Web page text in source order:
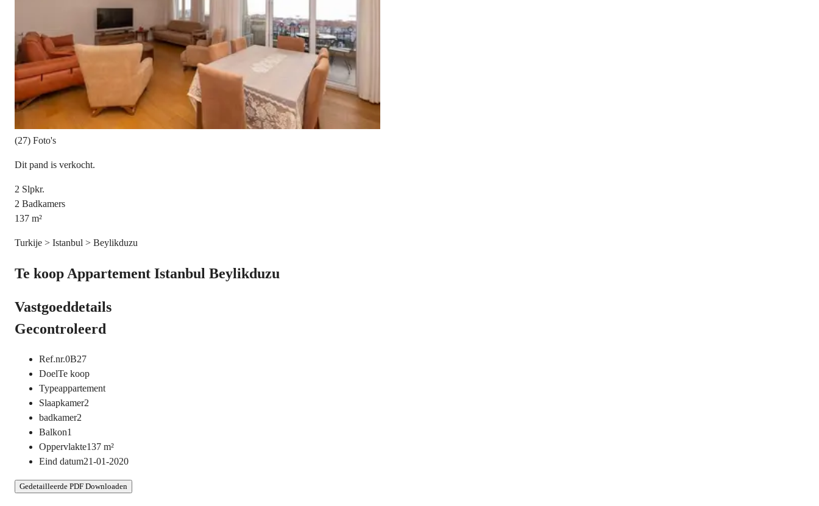
(27) Foto's
Dit pand is verkocht.
2 Slpkr.
2 Badkamers
137 m²
Turkije > Istanbul > Beylikduzu
Te koop Appartement Istanbul Beylikduzu
Vastgoeddetails
Gecontroleerd
Ref.nr.0B27
DoelTe koop
Typeappartement
Slaapkamer2
badkamer2
Balkon1
Oppervlakte137 m²
Eind datum21-01-2020
Gedetailleerde PDF Downloaden